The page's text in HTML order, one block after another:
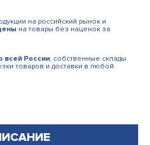
на российский рынок и
на товары без наценок за
всей России, собственные склады
товаров и доставки в любой